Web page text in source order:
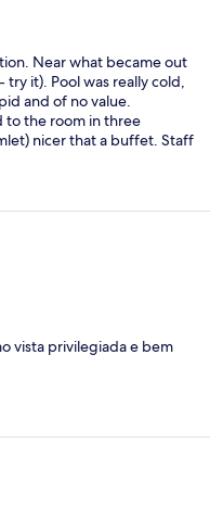
Near what became out
it). Pool was really cold,
and of no value.
to the room in three
nicer that a buffet. Staff
vista privilegiada e bem